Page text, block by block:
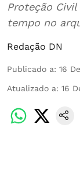
Proteção
tempo no
Redação DN
Publicado a: 16
Atualizado a: 16